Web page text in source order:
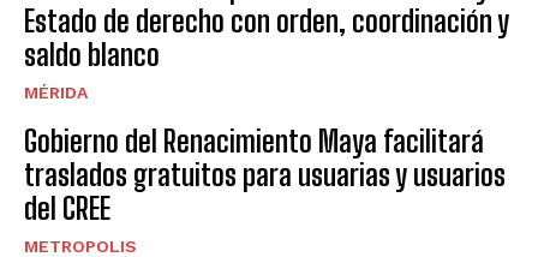
Estado de derecho con orden, coordinación y
saldo blanco
MÉRIDA
Gobierno del Renacimiento Maya facilitará
traslados gratuitos para usuarias y usuarios
del CREE
METROPOLIS